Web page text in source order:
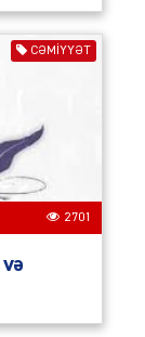
CƏMIYYƏT
2701